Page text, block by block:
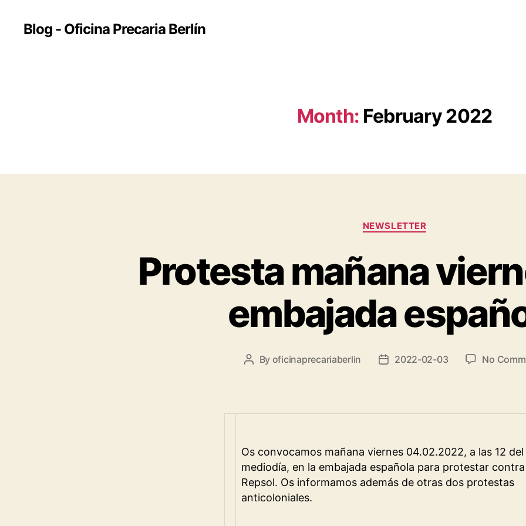
Blog - Oficina Precaria Berlín
Month: February 2022
Categories
NEWSLETTER
Protesta mañana
embajada
Post
By oficinaprecariaberlin
Post2022-02-03 No
Os convocamos mañana viernes 04.02.2022, a las 12 del
mediodía, en la embajada española para protestar contra
Repsol. Os informamos además de otras dos protestas
anticoloniales.